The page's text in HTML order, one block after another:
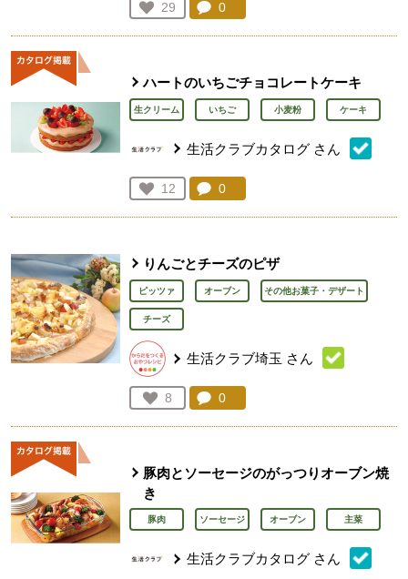
お気に入り登録：
29
人が登録
コメント：
0
ハートのいちごチョコレートケーキ
生クリーム いちご 小麦粉 ケーキ
生活クラブカタログ さん
お気に入り登録：
12
人が登録
コメント：
0
りんごとチーズのピザ
ピッツァ オーブン その他お菓子・デザート
チーズ
生活クラブ埼玉 さん
お気に入り登録：
8
人が登録
コメント：
0
豚肉とソーセージのがっつりオーブン焼
き
豚肉 ソーセージ オーブン 主菜
生活クラブカタログ さん